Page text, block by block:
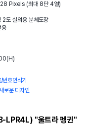
Pixels (최대 8단 4열)
2도 실외용 분체도장
호인식기
로운 디자인
LPR4L) "울트라 펭귄"